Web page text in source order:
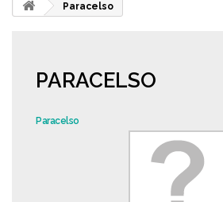
Paracelso
PARACELSO
Paracelso